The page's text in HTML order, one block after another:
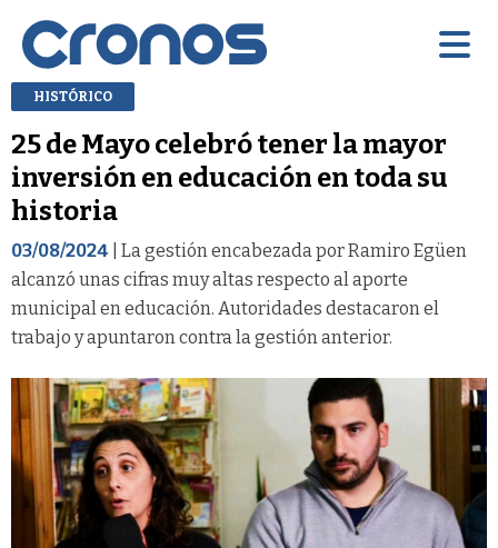
HISTÓRICO
25 de Mayo celebró tener la mayor
inversión en educación en toda su
historia
03/08/2024 | La gestión encabezada por Ramiro Egüen
alcanzó unas cifras muy altas respecto al aporte
municipal en educación. Autoridades destacaron el
trabajo y apuntaron contra la gestión anterior.